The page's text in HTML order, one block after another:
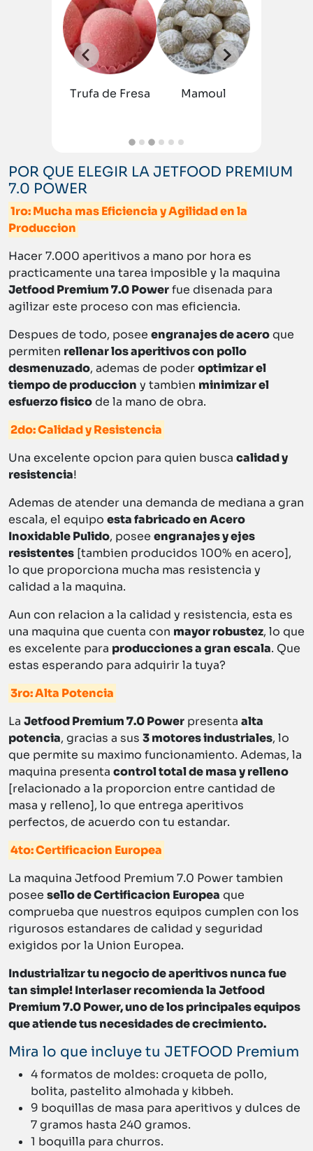
Trufa de Fresa Mamoul
POR QUE ELEGIR LA JETFOOD PREMIUM
7.0 POWER
1ro: Mucha mas Eficiencia y Agilidad en la
Produccion
Hacer 7.000 aperitivos a mano por hora es
practicamente una tarea imposible y la maquina
Jetfood Premium 7.0 Powerfue disenada para
agilizar este proceso con mas eficiencia.
Despues de todo, posee engranajes de aceroque
permiten rellenar los aperitivos con pollo
desmenuzado, ademas de poderoptimizar el
tiempo de produccion y tambien minimizar el
esfuerzo fisicode la mano de obra.
2do: Calidad y Resistencia
Una excelente opcion para quien busca calidad y
resistencia!
Ademas de atender una demanda de mediana a gran
escala, el equipo esta fabricado en Acero
Inoxidable Pulido, posee engranajes y ejes
resistentes [tambien producidos 100% en acero],
lo que proporciona mucha mas resistencia y
calidad a la maquina.
Aun con relacion a la calidad y resistencia, esta es
una maquina que cuenta con mayor robustez, lo que
es excelente para producciones a gran escala. Que
estas esperando para adquirir la tuya?
3ro: Alta Potencia
La Jetfood Premium 7.0 Power presenta alta
potencia, gracias a sus 3 motores industriales, lo
que permite su maximo funcionamiento. Ademas, la
maquina presenta control total de masa y relleno
[relacionado a la proporcion entre cantidad de
masa y relleno], lo que entrega aperitivos
perfectos, de acuerdo con tu estandar.
4to: Certificacion Europea
La maquina Jetfood Premium 7.0 Power tambien
posee sello de Certificacion Europea que
comprueba que nuestros equipos cumplen con los
rigurosos estandares de calidad y seguridad
exigidos por la Union Europea.
Industrializar tu negocio de aperitivos nunca fue
tan simple! Interlaser recomienda la Jetfood
Premium 7.0 Power, uno de los principales equipos
que atiende tus necesidades de crecimiento.
Mira lo que incluye tu JETFOOD Premium
4 formatos de moldes: croqueta de pollo,
bolita, pastelito almohada y kibbeh.
9 boquillas de masa para aperitivos y dulces de
7 gramos hasta 240 gramos.
1 boquilla para churros.